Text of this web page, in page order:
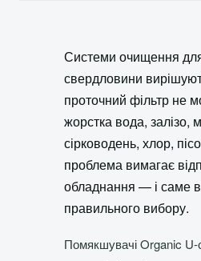
Системи очищення
свердловини
проточний фільтр не
жорстка вода, залізо,
сірководень, хлор,
проблема вимагає
обладнання — і саме
правильного вибору.
Помякшувачі Organic U-